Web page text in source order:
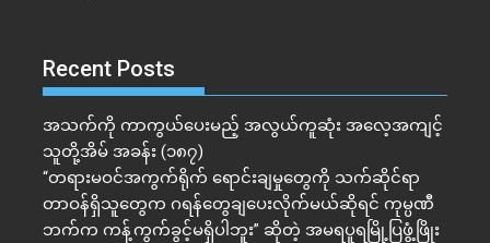
Recent Posts
အသက်ကို ကာကွယ်ပေးမည့် အလွယ်ကူဆုံး အလေ့အကျင့်
သူတို့အိမ် အခန်း (၁၈၇)
“တရားမဝင်အကွက်ရိုက် ရောင်းချမှုတွေကို သက်ဆိုင်ရာ
တာဝန်ရှိသူတွေက ဂရန်တွေချပေးလိုက်မယ်ဆိုရင် ကုမ္ပဏီ
ဘက်က ကန့်ကွက်ခွင့်မရှိပါဘူး” ဆိုတဲ့ အမရပူရမြို့ပြဖွံ့ဖြိုး